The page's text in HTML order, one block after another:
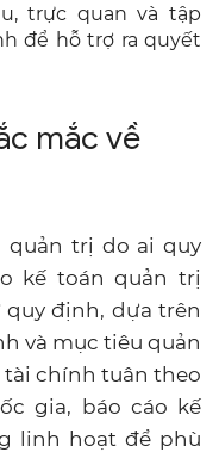
trực quan và tập
để hỗ trợ ra quyết
mắc về
quản trị do ai quy
kế toán quản trị
định, dựa trên
và mục tiêu quản
tài chính tuân theo
gia, báo cáo kế
linh hoạt để phù